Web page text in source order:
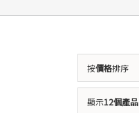
按價格排序
顯示12個產品